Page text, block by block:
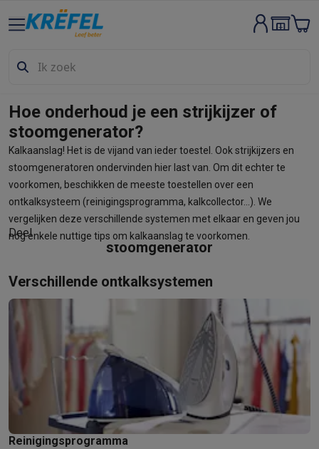
Groot elektro & inbouw
VaatwassersVaatwassers
Inbouwtoestellen
Inbouw vaatwassers Inbouw ovens
Inbouw
Ovens & microgolfovens OvensMicrogolfovens
KookplatenKookplatenInductiekookplaten
DampkappenDampkappen
FornuizenFornuizenGemengde fornuizen Elektrische fornuizen
Kleine inbouwtoestellen WarmhoudladesEspresso- &
Kleine keukenapparaten
Koffie Koffiemachines Volautomatische koffiemachines
Ontbijt
Waterkokers BroodroostersBroodbakmachines
Robots & mixersKeukenmachinesKeukenrobots
Koken & stomen
Multicookers Rijst- en stoomkokers
Raclette TeppanYaki
Elektrische barbecues Houtskoolbarbecues
Koude drankenJuicersBruiswatermachines Waterfilterkannen
Kookgerei
KookpottenKeukenweegschalen
Desserts
Wafelijzers IjsmachinesPannenkoekenmakers
Smart garden
BinnentuinKruiden Compost machines
Huishouden & airco
StofzuigenStofzuigersRobotstofzuigers
Hoe onderhoud je een strijkijzer of
stoomgenerator?
Kalkaanslag! Het is de vijand van ieder toestel. Ook strijkijzers en
stoomgeneratoren ondervinden hier last van. Om dit echter te
voorkomen, beschikken de meeste toestellen over een
ontkalksysteem (reinigingsprogramma, kalkcollector...). We
vergelijken deze verschillende systemen met elkaar en geven jou
nog enkele nuttige tips om kalkaanslag te voorkomen.
Deel
Hoe onderhoud en gebruik je je
stoomgenerator
Verschillende ontkalksystemen
Reinigingsprogramma